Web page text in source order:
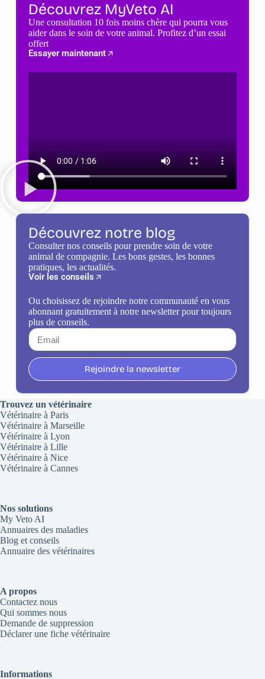
Découvrez MyVeto AI
Une consultation 10 fois moins chère qui pourra vous
aider dans le soin de votre animal. Profitez d’un essai
offert
Essayer maintenant
Découvrez notre blog
Consulter nos conseils pour prendre soin de votre
animal de compagnie. Les bons gestes, les bonnes
pratiques, les actualités.
Voir les conseils
Ou choisissez de rejoindre notre communauté en vous
abonnant gratuitement à notre newsletter pour toujours
plus de conseils.
Rejoindre la newsletter
Trouvez un vétérinaire
Vétérinaire à Paris
Vétérinaire à Marseille
Vétérinaire à Lyon
Vétérinaire à Lille
Vétérinaire à Nice
Vétérinaire à Cannes
Nos solutions
My Veto AI
Annuaires des maladies
Blog et conseils
Annuaire des vétérinaires
A propos
Contactez nous
Qui sommes nous
Demande de suppression
Déclarer une fiche vétérinaire
Informations